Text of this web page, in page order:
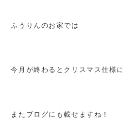
ふうりんのお家では
今月が終わるとクリスマス仕様
またブログにも載せますね！